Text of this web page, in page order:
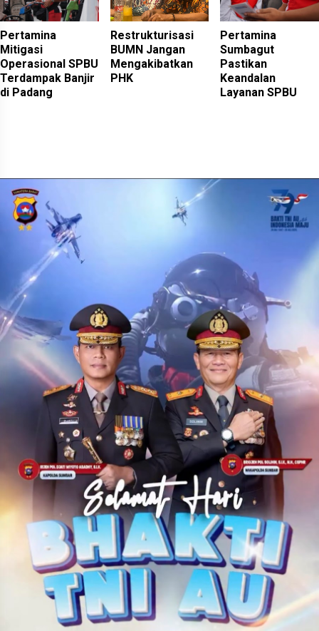
Pertamina
Mitigasi
Operasional SPBU
Terdampak Banjir
di Padang
Restrukturisasi
BUMN Jangan
Mengakibatkan
PHK
Pertamina
Sumbagut
Pastikan
Keandalan
Layanan SPBU